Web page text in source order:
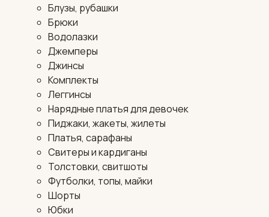
Блузы, рубашки
Брюки
Водолазки
Джемперы
Джинсы
Комплекты
Леггинсы
Нарядные платья для девочек
Пиджаки, жакеты, жилеты
Платья, сарафаны
Свитеры и кардиганы
Толстовки, свитшоты
Футболки, топы, майки
Шорты
Юбки